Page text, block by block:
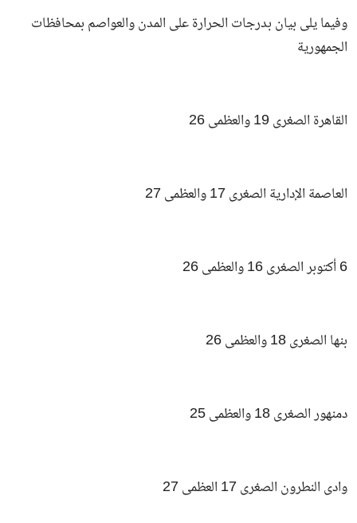
وفيما يلى بيان بدرجات الحرارة على المدن والعواصم بمحافظات
الجمهورية
القاهرة الصغرى 19 والعظمى 26
العاصمة الإدارية الصغرى 17 والعظمى 27
6 أكتوبر الصغرى 16 والعظمى 26
بنها الصغرى 18 والعظمى 26
دمنهور الصغرى 18 والعظمى 25
وادى النطرون الصغرى 17 العظمى 27